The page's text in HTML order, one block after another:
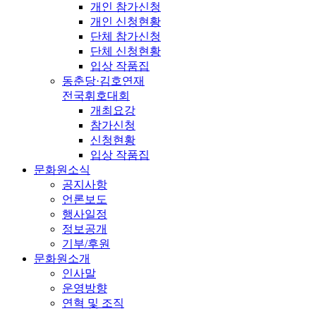
개인 참가신청
개인 신청현황
단체 참가신청
단체 신청현황
입상 작품집
동춘당·김호연재
전국휘호대회
개최요강
참가신청
신청현황
입상 작품집
문화원소식
공지사항
언론보도
행사일정
정보공개
기부/후원
문화원소개
인사말
운영방향
연혁 및 조직